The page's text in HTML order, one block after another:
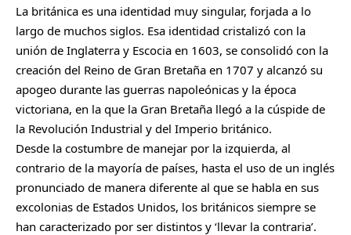
La británica es una identidad muy singular, forjada a lo
largo de muchos siglos. Esa identidad cristalizó con la
unión de Inglaterra y Escocia en 1603, se consolidó con la
creación del Reino de Gran Bretaña en 1707 y alcanzó su
apogeo durante las guerras napoleónicas y la época
victoriana, en la que la Gran Bretaña llegó a la cúspide de
la Revolución Industrial y del Imperio británico.
Desde la costumbre de manejar por la izquierda, al
contrario de la mayoría de países, hasta el uso de un inglés
pronunciado de manera diferente al que se habla en sus
excolonias de Estados Unidos, los británicos siempre se
han caracterizado por ser distintos y ‘llevar la contraria’.